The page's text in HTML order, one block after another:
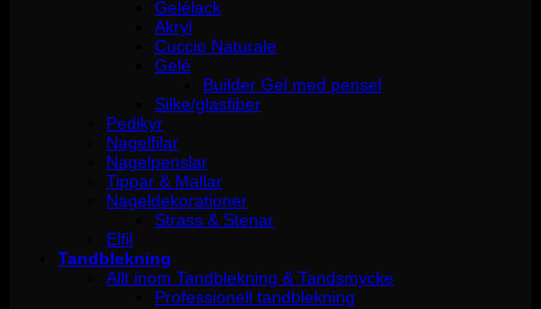
Gelélack
Akryl
Cuccio Naturale
Gelé
Builder Gel med pensel
Silke/glasfiber
Pedikyr
Nagelfilar
Nagelpenslar
Tippar & Mallar
Nageldekorationer
Strass & Stenar
Elfil
Tandblekning
Allt inom Tandblekning & Tandsmycke
Professionell tandblekning